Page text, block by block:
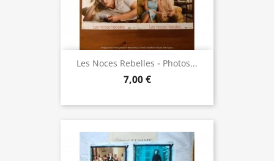
Les Noces Rebelles - Photos...
7,00 €